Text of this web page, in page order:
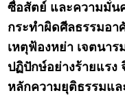
ซื่อสัตย์ และความมั่น
กระทำผิดศีลธรรมอา
เหตุฟ้องหย่า เจตนา
ปฏิปักษ์อย่างร้ายแรง
หลักความยุติธรรมแ